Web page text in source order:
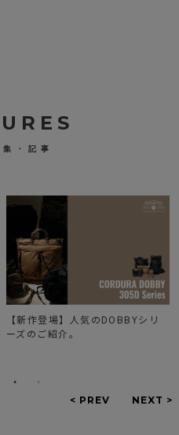
・記事
【新作登場】人気のDOBBYシリ
ーズのご紹介。